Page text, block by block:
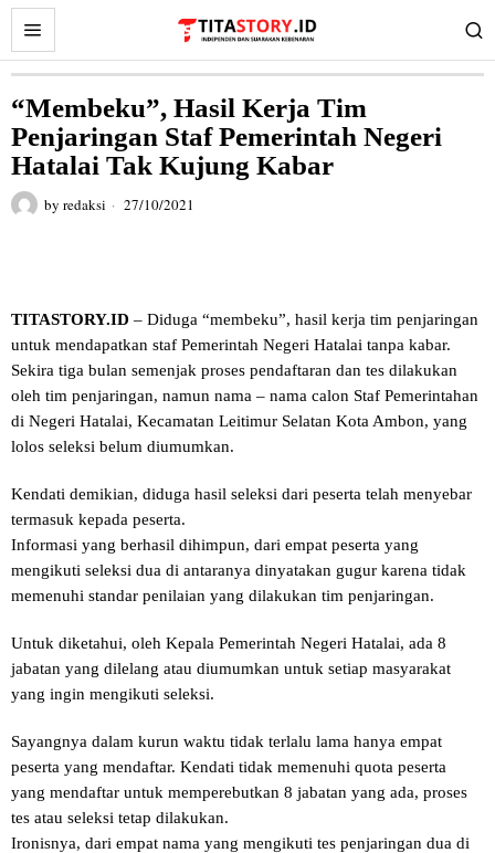
“Membeku”, Hasil Kerja Tim
Penjaringan Staf Pemerintah Negeri
Hatalai Tak Kujung Kabar
by redaksi 27/10/2021
TITASTORY.ID – Diduga “membeku”, hasil kerja tim penjaringan
untuk mendapatkan staf Pemerintah Negeri Hatalai tanpa kabar.
Sekira tiga bulan semenjak proses pendaftaran dan tes dilakukan
oleh tim penjaringan, namun nama – nama calon Staf Pemerintahan
di Negeri Hatalai, Kecamatan Leitimur Selatan Kota Ambon, yang
lolos seleksi belum diumumkan.
Kendati demikian, diduga hasil seleksi dari peserta telah menyebar
termasuk kepada peserta.
Informasi yang berhasil dihimpun, dari empat peserta yang
mengikuti seleksi dua di antaranya dinyatakan gugur karena tidak
memenuhi standar penilaian yang dilakukan tim penjaringan.
Untuk diketahui, oleh Kepala Pemerintah Negeri Hatalai, ada 8
jabatan yang dilelang atau diumumkan untuk setiap masyarakat
yang ingin mengikuti seleksi.
Sayangnya dalam kurun waktu tidak terlalu lama hanya empat
peserta yang mendaftar. Kendati tidak memenuhi quota peserta
yang mendaftar untuk memperebutkan 8 jabatan yang ada, proses
tes atau seleksi tetap dilakukan.
Ironisnya, dari empat nama yang mengikuti tes penjaringan dua di